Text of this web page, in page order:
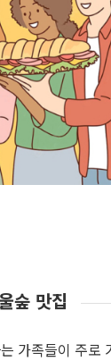
숲 맛집
가족들이 주로